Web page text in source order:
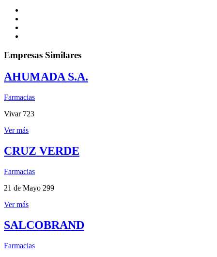
Empresas Similares
AHUMADA S.A.
Farmacias
Vivar 723
Ver más
CRUZ VERDE
Farmacias
21 de Mayo 299
Ver más
SALCOBRAND
Farmacias